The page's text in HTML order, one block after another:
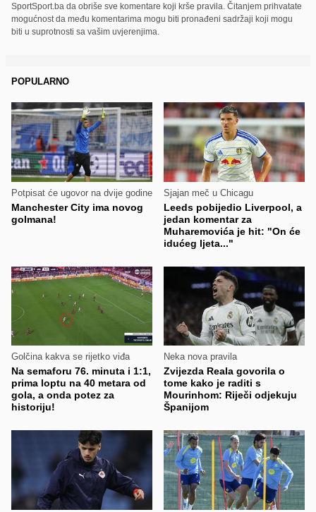
SportSport.ba da obriše sve komentare koji krše pravila. Čitanjem prihvatate
mogućnost da među komentarima mogu biti pronađeni sadržaji koji mogu
biti u suprotnosti sa vašim uvjerenjima.
POPULARNO
Potpisat će ugovor na dvije godine
Manchester City ima novog
golmana!
Sjajan meč u Chicagu
Leeds pobijedio Liverpool, a
jedan komentar za
Muharemovića je hit: "On će
idućeg ljeta..."
Golčina kakva se rijetko viđa
Na semaforu 76. minuta i 1:1,
prima loptu na 40 metara od
gola, a onda potez za
historiju!
Neka nova pravila
Zvijezda Reala govorila o
tome kako je raditi s
Mourinhom: Riječi odjekuju
Španijom